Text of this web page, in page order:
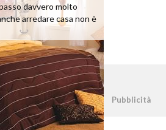
davvero molto
arredare casa non è
03338800984 Pubblicità